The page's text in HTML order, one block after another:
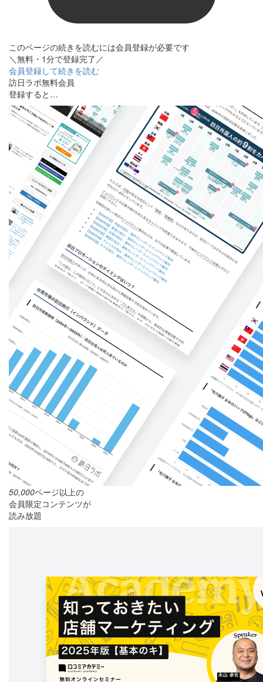
このページの続きを読むには会員登録が必要です
＼無料・1分で登録完了／
会員登録して続きを読む
訪日ラボ無料会員
登録すると…
50,000ページ以上の
会員限定コンテンツが
読み放題